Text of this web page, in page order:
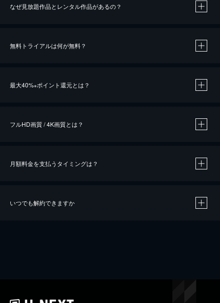
なぜ見放題作品とレンタル作品があるの？
無料トライアルは何が無料？
最大40%※ポイント還元とは？
※40％ポイント還元の対象は、クレジットカード決済による作品の購入 / レンタルです。
iOSアプリのUコイン決済による作品の購入 / レンタルは、20％のポイント還元です。
フルHD画質 / 4K画質とは？
月額料金を支払うタイミングは？
いつでも解約できますか